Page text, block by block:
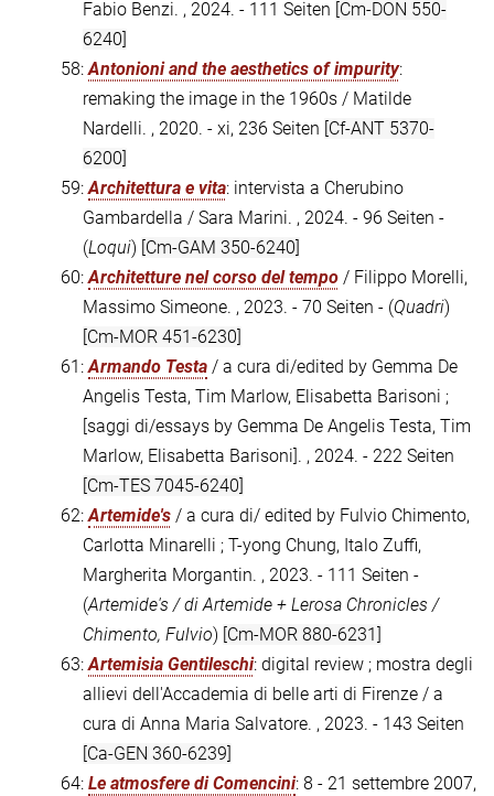
Fabio Benzi. , 2024. - 111 Seiten [Cm-DON 550-
6240]
58:Antonioni and the aesthetics of impurity:
remaking the image in the 1960s / Matilde
Nardelli. , 2020. - xi, 236 Seiten [Cf-ANT 5370-
6200]
59:Architettura e vita: intervista a Cherubino
Gambardella / Sara Marini. , 2024. - 96 Seiten -
(Loqui) [Cm-GAM 350-6240]
60:Architetture nel corso del tempo / Filippo Morelli,
Massimo Simeone. , 2023. - 70 Seiten - (Quadri)
[Cm-MOR 451-6230]
61:Armando Testa / a cura di/edited by Gemma De
Angelis Testa, Tim Marlow, Elisabetta Barisoni ;
[saggi di/essays by Gemma De Angelis Testa, Tim
Marlow, Elisabetta Barisoni]. , 2024. - 222 Seiten
[Cm-TES 7045-6240]
62:Artemide's / a cura di/ edited by Fulvio Chimento,
Carlotta Minarelli ; T-yong Chung, Italo Zuffi,
Margherita Morgantin. , 2023. - 111 Seiten -
(Artemide's / di Artemide + Lerosa Chronicles /
Chimento, Fulvio) [Cm-MOR 880-6231]
63:Artemisia Gentileschi: digital review ; mostra degli
allievi dell'Accademia di belle arti di Firenze / a
cura di Anna Maria Salvatore. , 2023. - 143 Seiten
[Ca-GEN 360-6239]
64: Le atmosfere di Comencini: 8 - 21 settembre 2007,